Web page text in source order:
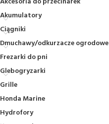
Akumulatory
Ciągniki
Dmuchawy/odkurzacze ogrodowe
Frezarki do pni
Glebogryzarki
Grille
Honda Marine
Hydrofory